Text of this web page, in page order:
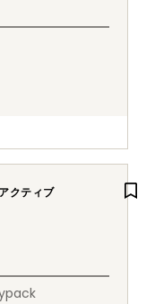
アクティブ